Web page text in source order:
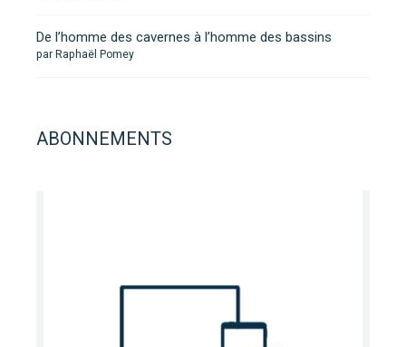
De l’homme des cavernes à l’homme des bassins
par Raphaël Pomey
ABONNEMENTS